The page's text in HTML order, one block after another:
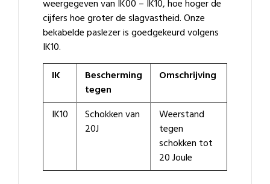
weergegeven van IK00 – IK10, hoe hoger de
cijfers hoe groter de slagvastheid. Onze
bekabelde paslezer is goedgekeurd volgens
IK10.
IK
Bescherming
tegen
Omschrijving
IK10
Schokken van
20J
Weerstand
tegen
schokken tot
20 Joule